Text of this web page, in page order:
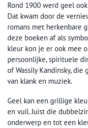
Rond 1900 werd geel
Dat kwam door de
romans met herkenbare
deze boeken af als
kleur kon je er ook mee
persoonlijke, spirituele
of Wassily Kandinsky,
van klank en muziek.
Geel kan een grillige
en vuil. Juist die
onderwerp en tot een